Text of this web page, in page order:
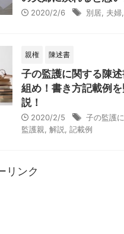
2020/2/6 別居 夫婦
親権 陳述書
子の監護に関する陳
組め！書き方記載例
説！
2020/2/5 子の監護
監護親
解説 記載例
リンク